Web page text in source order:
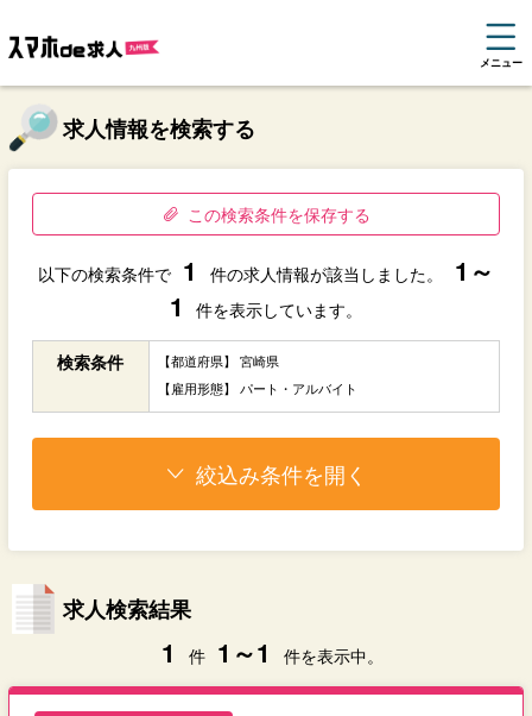
メニュー
求人情報を検索する
この検索条件を保存する
以下の検索条件で 1 件の求人情報が該当しました。
1～
1
件を表示しています。
検索条件
【都道府県】 宮崎県
【雇用形態】 パート・アルバイト
絞込み条件を開く
求人検索結果
1 件 1～1 件を表示中。